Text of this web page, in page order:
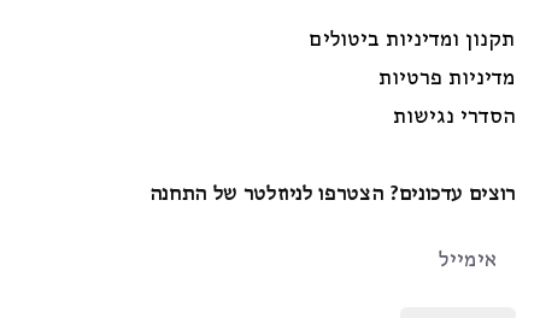
תקנון ומדיניות ביטולים
מדיניות פרטיות
הסדרי נגישות
רוצים עדכונים? הצטרפו לניוזלטר של התחנה